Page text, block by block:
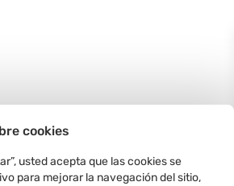
cookies
usted acepta que las cookies se
para mejorar la navegación del sitio,